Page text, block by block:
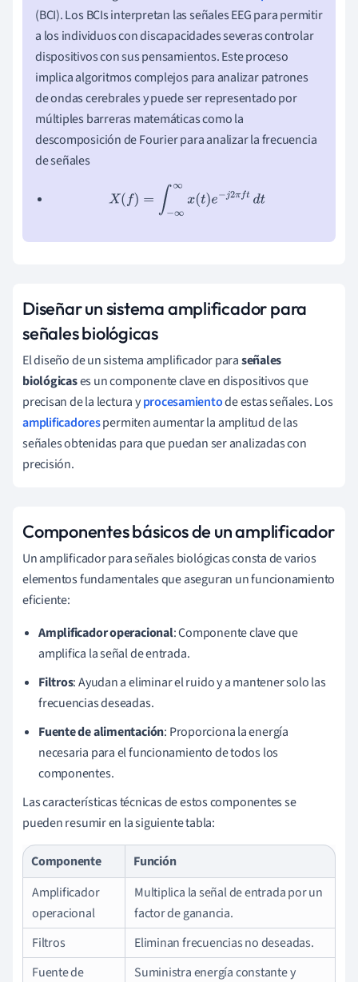
(BCI). Los BCIs interpretan las señales EEG para permitir
a los individuos con discapacidades severas controlar
dispositivos con sus pensamientos. Este proceso
implica algoritmos complejos para analizar patrones
de ondas cerebrales y puede ser representado por
múltiples barreras matemáticas como la
descomposición de Fourier para analizar la frecuencia
de señales
X(f )=∫ ∞ ∞ x(t)e−j2πftdt
Diseñar un sistema amplificador para
señales biológicas
El diseño de un sistema amplificador paraseñales
biológicases un componente clave en dispositivos que
precisan de la lectura yprocesamientode estas señales. Los
amplificadorespermiten aumentar la amplitud de las
señales obtenidas para que puedan ser analizadas con
precisión.
Componentes básicos de un amplificador
Un amplificador para señales biológicas consta de varios
elementos fundamentales que aseguran un funcionamiento
eficiente:
Amplificador operacional: Componente clave que
amplifica la señal de entrada.
Filtros: Ayudan a eliminar el ruido y a mantener solo las
frecuencias deseadas.
Fuente de alimentación: Proporciona la energía
necesaria para el funcionamiento de todos los
componentes.
Las características técnicas de estos componentes se
pueden resumir en la siguiente tabla:
Componente
Función
Amplificador
operacional
Multiplica la señal de entrada por un
factor de ganancia.
Filtros
Eliminan frecuencias no deseadas.
Fuente de
Suministra energía constante y